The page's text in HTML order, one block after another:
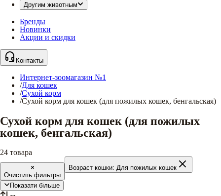
Другим животным
Бренды
Новинки
Акции и скидки
Контакты
Интернет-зоомагазин №1
/Для кошек
/Сухой корм
/Сухой корм для кошек (для пожилых кошек, бенгальская)
Сухой корм для кошек (для пожилых
кошек, бенгальская)
24 товара
Очистить фильтры
Возраст кошки: Для пожилых кошек
Показати більше